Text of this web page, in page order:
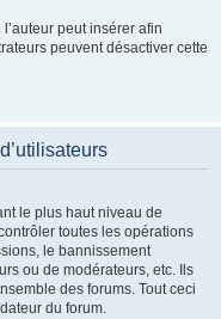
peut insérer afin
peuvent désactiver cette
le plus haut niveau de
toutes les opérations
le bannissement
ou de modérateurs, etc. Ils
des forums. Tout ceci
du forum.